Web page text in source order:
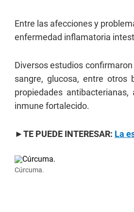
Entre las afecciones y
enfermedad inflamatoria
Diversos estudios
sangre, glucosa, entre otros
propiedades
inmune fortalecido.
►TE PUEDE INTERESAR: La
Cúrcuma.